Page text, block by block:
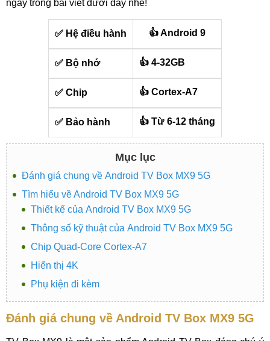
ngay trong bài viết dưới đây nhé!
✅ Hệ điều hành 👍 Android 9
✅ Bộ nhớ 👍 4-32GB
✅ Chip 👍 Cortex-A7
✅ Bảo hành 👍 Từ 6-12 tháng
Mục lục
Đánh giá chung về Android TV Box MX9 5G
Tìm hiểu về Android TV Box MX9 5G
Thiết kế của Android TV Box MX9 5G
Thông số kỹ thuật của Android TV Box MX9 5G
Chip Quad-Core Cortex-A7
Hiển thị 4K
Phụ kiện đi kèm
Đánh giá chung về Android TV Box MX9 5G